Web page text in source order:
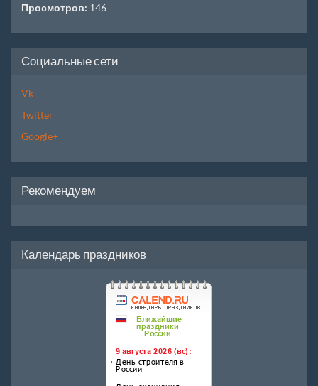
Просмотров: 146
Социальные сети
Vk
Twitter
Google+
Рекомендуем
Календарь праздников